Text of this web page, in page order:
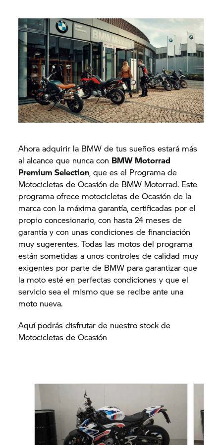
Ahora adquirir la BMW de tus sueños estará más
al alcance que nunca con BMW Motorrad
Premium Selection, que es el Programa de
Motocicletas de Ocasión de BMW Motorrad. Este
programa ofrece motocicletas de Ocasión de la
marca con la máxima garantía, certificadas por el
propio concesionario, con hasta 24 meses de
garantía y con unas condiciones de financiación
muy sugerentes. Todas las motos del programa
están sometidas a unos controles de calidad muy
exigentes por parte de BMW para garantizar que
la moto esté en perfectas condiciones y que el
servicio sea el mismo que se recibe ante una
moto nueva.
Aquí podrás disfrutar de nuestro stock de
Motocicletas de Ocasión